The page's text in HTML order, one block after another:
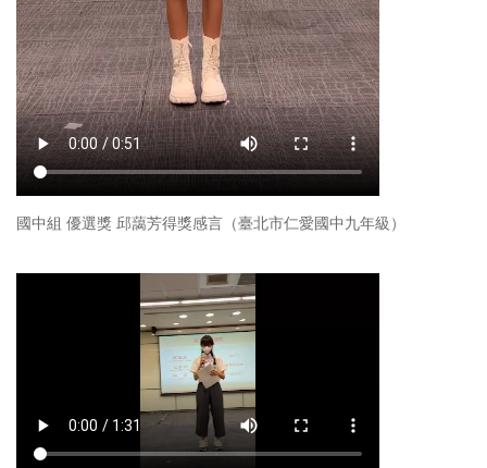
國中組 優選獎 邱藹芳得獎感言（臺北市仁愛國中九年級）